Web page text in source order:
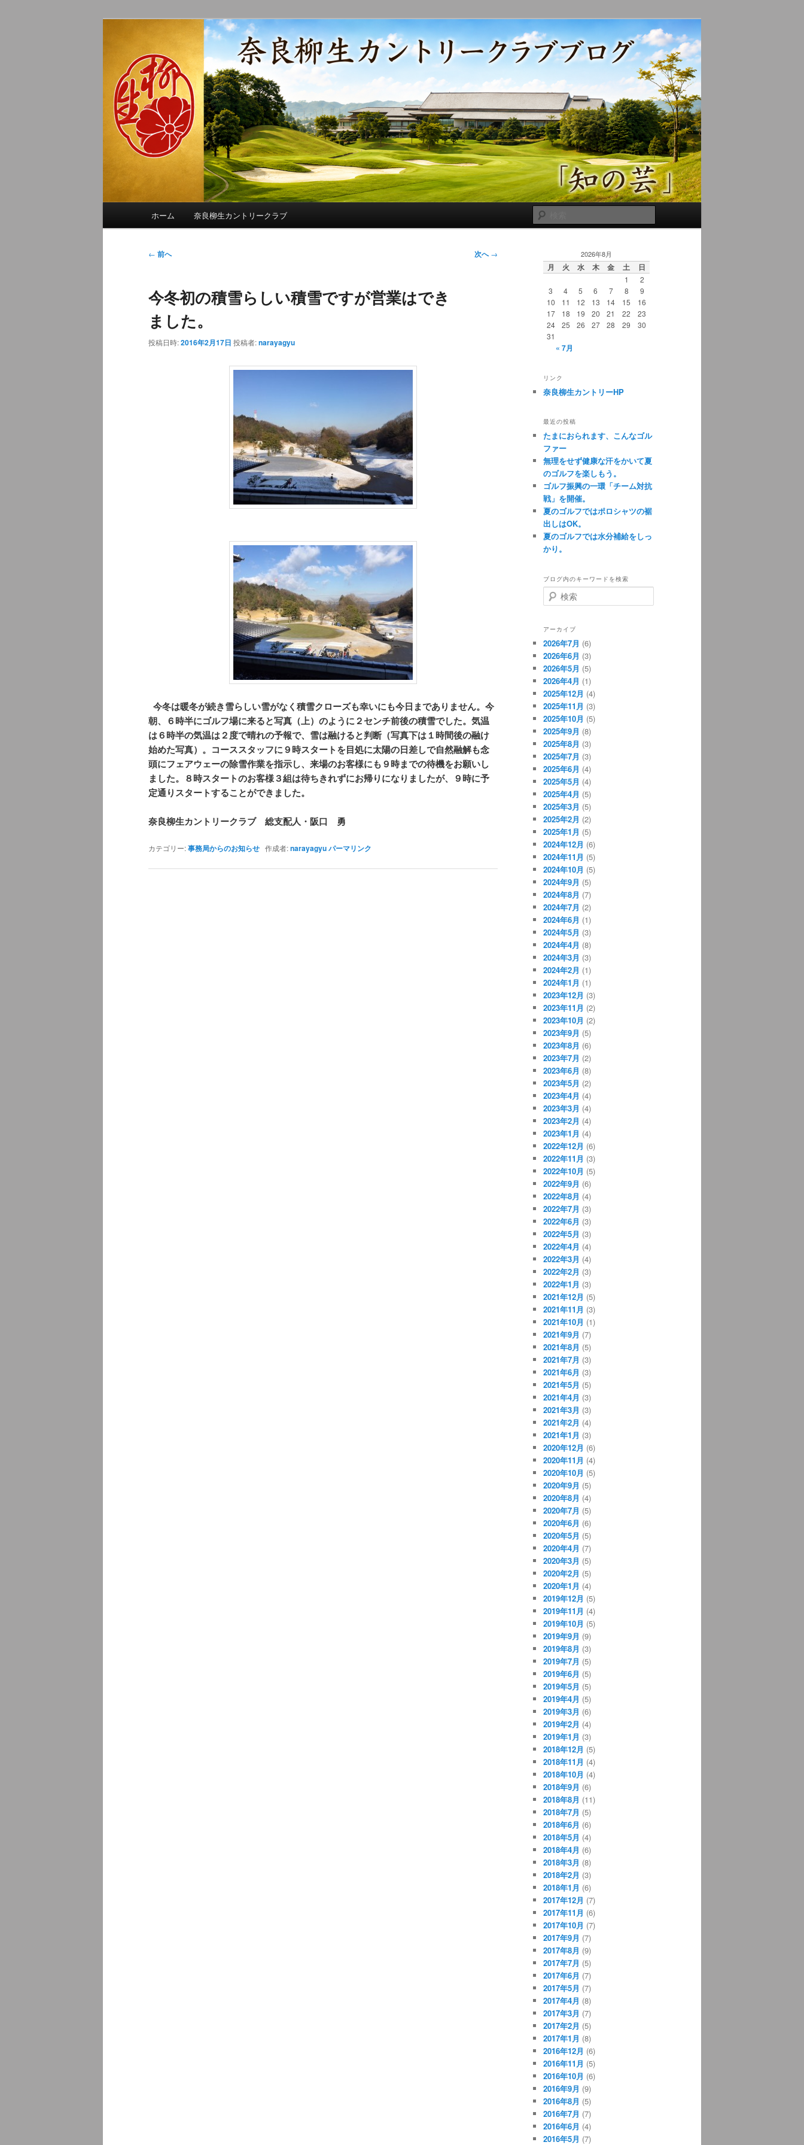
奈良柳生カントリークラブ総支配人ブログ
季節の話題、クラブの出来事、コースの改修・更新作業、ゴルフに関する随筆、喜怒哀楽などを気まぐ
れに発信します。
索
ホーム 奈良柳生カントリークラブ
投
ビ
ー
シ
← 前へ 次へ→
今冬初の積雪らしい積雪ですが営業はでき
ました。
投稿日時:2016年2月17日 投稿者:narayagyu
今冬は暖冬が続き雪らしい雪がなく積雪クローズも幸いにも今日までありません。今
朝、６時半にゴルフ場に来ると写真（上） のように２センチ前後の積雪でした。気温
は６時半の気温は２度で晴れの予報で、雪は融けると判断（写真下は１時間後の融け
始めた写真）。コーススタッフに９時スタートを目処に太陽の日差しで自然融解も念
頭にフェアウェーの除雪作業を指示し、来場のお客様にも９時までの待機をお願いし
ました。８時スタートのお客様３組は待ちきれずにお帰りになりましたが、９時に予
定通りスタートすることができました。
奈良柳生カントリークラブ 総支配人・阪口 勇
カテゴリー:事務局からのお知らせ 作成者:narayagyuパーマリンク
2026年8月
月 火 水 木 金 土 日
1
2
3
4 5 6 7 8
9
10
11 12 13 14 15
16
17
18 19 20 21 22
23
24
25 26 27 28 29
30
31
« 7月
リンク
奈良柳生カントリーHP
最近の投稿
たまにおられます、こんなゴル
ファー
無理をせず健康な汗をかいて夏
のゴルフを楽しもう。
ゴルフ振興の一環「チーム対抗
戦」を開催。
夏のゴルフではポロシャツの裾
出しはOK。
夏のゴルフでは水分補給をしっ
かり。
ブログ内のキーワードを検索
検
索
アーカイブ
2026年7月 (6)
2026年6月 (3)
2026年5月 (5)
2026年4月 (1)
2025年12月 (4)
2025年11月 (3)
2025年10月 (5)
2025年9月 (8)
2025年8月 (3)
2025年7月 (3)
2025年6月 (4)
2025年5月 (4)
2025年4月 (5)
2025年3月 (5)
2025年2月 (2)
2025年1月 (5)
2024年12月 (6)
2024年11月 (5)
2024年10月 (5)
2024年9月 (5)
2024年8月 (7)
2024年7月 (2)
2024年6月 (1)
2024年5月 (3)
2024年4月 (8)
2024年3月 (3)
2024年2月 (1)
2024年1月 (1)
2023年12月 (3)
2023年11月 (2)
2023年10月 (2)
2023年9月 (5)
2023年8月 (6)
2023年7月 (2)
2023年6月 (8)
2023年5月 (2)
2023年4月 (4)
2023年3月 (4)
2023年2月 (4)
2023年1月 (4)
2022年12月 (6)
2022年11月 (3)
2022年10月 (5)
2022年9月 (6)
2022年8月 (4)
2022年7月 (3)
2022年6月 (3)
2022年5月 (3)
2022年4月 (4)
2022年3月 (4)
2022年2月 (3)
2022年1月 (3)
2021年12月 (5)
2021年11月 (3)
2021年10月 (1)
2021年9月 (7)
2021年8月 (5)
2021年7月 (3)
2021年6月 (3)
2021年5月 (5)
2021年4月 (3)
2021年3月 (3)
2021年2月 (4)
2021年1月 (3)
2020年12月 (6)
2020年11月 (4)
2020年10月 (5)
2020年9月 (5)
2020年8月 (4)
2020年7月 (5)
2020年6月 (6)
2020年5月 (5)
2020年4月 (7)
2020年3月 (5)
2020年2月 (5)
2020年1月 (4)
2019年12月 (5)
2019年11月 (4)
2019年10月 (5)
2019年9月 (9)
2019年8月 (3)
2019年7月 (5)
2019年6月 (5)
2019年5月 (5)
2019年4月 (5)
2019年3月 (6)
2019年2月 (4)
2019年1月 (3)
2018年12月 (5)
2018年11月 (4)
2018年10月 (4)
2018年9月 (6)
2018年8月 (11)
2018年7月 (5)
2018年6月 (6)
2018年5月 (4)
2018年4月 (6)
2018年3月 (8)
2018年2月 (3)
2018年1月 (6)
2017年12月 (7)
2017年11月 (6)
2017年10月 (7)
2017年9月 (7)
2017年8月 (9)
2017年7月 (5)
2017年6月 (7)
2017年5月 (7)
2017年4月 (8)
2017年3月 (7)
2017年2月 (5)
2017年1月 (8)
2016年12月 (6)
2016年11月 (5)
2016年10月 (6)
2016年9月 (9)
2016年8月 (5)
2016年7月 (7)
2016年6月 (4)
2016年5月 (7)